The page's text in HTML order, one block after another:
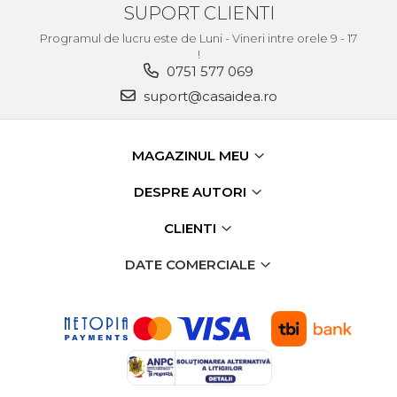
Purificatoare de aer
Scule Pneumatice
Unelte Pneumatice
Pistol de vopsit
Scule Pneumatice cu Clichet
Slefuitor Pneumatic
Ciocan Pneumatic
Bormasina Pneumatica
SUPORT CLIENTI
Programul de lucru este de Luni - Vineri intre orele 9 - 17
!
0751 577 069
suport@casaidea.ro
MAGAZINUL MEU
DESPRE AUTORI
CLIENTI
DATE COMERCIALE